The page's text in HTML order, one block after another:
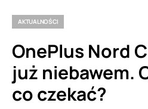
AKTUALNOŚCI
OnePlus Nord
już niebawem.
co czekać?